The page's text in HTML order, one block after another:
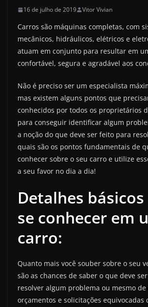
16 de julho de 2019 Vitor Vivian
Carros são máquinas completas, com
mecânicos, hidráulicos, elétricos e
atuam em conjunto para resultar em
confortável, segura e agradável aos
Não é preciso ser um especialista
mas existem alguns pontos que
conhecidos por todos os proprietários
para conseguir identificar algum
a noção do que deve ser feito para
quais são os pontos fundamentais de
conhecer sobre o seu carro e utilize
a seu favor no dia a dia!
Detalhes
se conhecer em
carro:
Quanto mais você souber sobre o seu
são as chances de saber o que deve
resolver algum problema ou mesmo
orçamentos e solicitações equivocadas